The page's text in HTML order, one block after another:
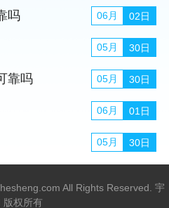
吗 06月 02日
05月 30日
靠吗 05月 30日
06月 01日
05月 30日
All Rights Reserved. 宇
版权所有